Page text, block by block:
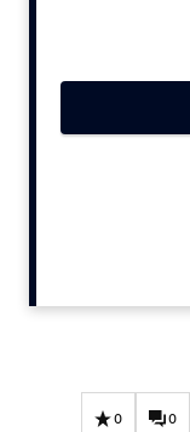
Campagnes
Design
0 0